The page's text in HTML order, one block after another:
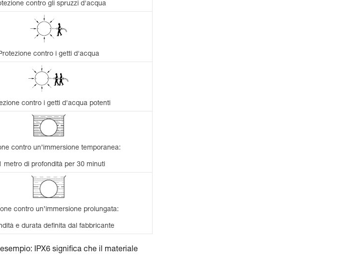
contro gli spruzzi d'acqua
contro i getti d'acqua
contro i getti d'acqua potenti
contro un’immersione temporanea:
metro di profondità per 30 minuti
contro un’immersione prolungata:
e durata definita dal fabbricante
IPX6 significa che il materiale